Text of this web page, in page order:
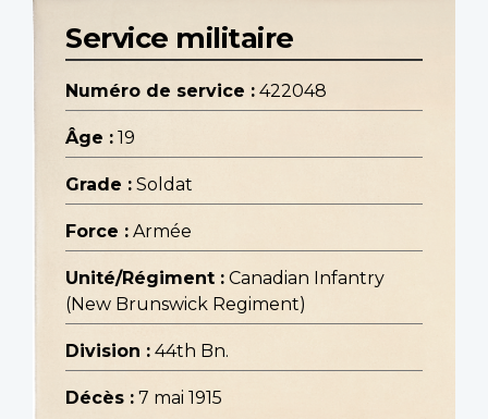
Service militaire
Numéro de service : 422048
Âge : 19
Grade : Soldat
Force : Armée
Unité/Régiment : Canadian Infantry
(New Brunswick Regiment)
Division : 44th Bn.
Décès : 7 mai 1915